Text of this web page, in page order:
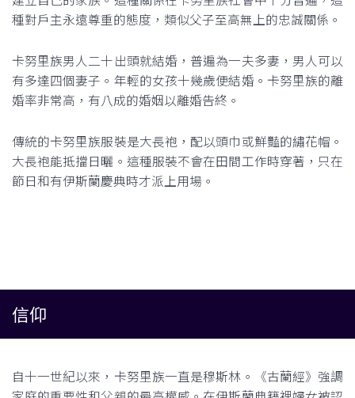
種對戶主永遠尊重的態度，類似父子至高無上的忠誠關係。
卡努里族男人二十出頭就結婚，普遍為一夫多妻，男人可以
有多達四個妻子。年輕的女孩十幾歲便結婚。卡努里族的離
婚率非常高，有八成的婚姻以離婚告終。
傳統的卡努里族服裝是大長袍，配以頭巾或鮮豔的繡花帽。
大長袍能抵擋日曬。這種服裝不會在田間工作時穿著，只在
節日和有伊斯蘭慶典時才派上用場。
信仰
自十一世紀以來，卡努里族一直是穆斯林。《古蘭經》強調